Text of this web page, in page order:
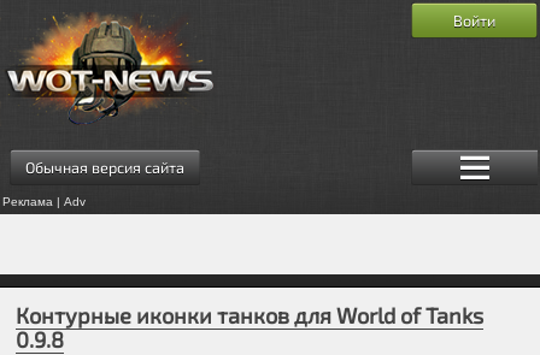
Обычная версия сайта
Реклама | Adv
Войти
Контурные иконки танков для World of Tanks
0.9.8